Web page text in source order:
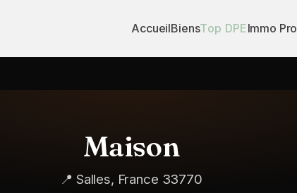
AccueilBiensTop DPEImmo Pro
Maison
📍 Salles, France 33770